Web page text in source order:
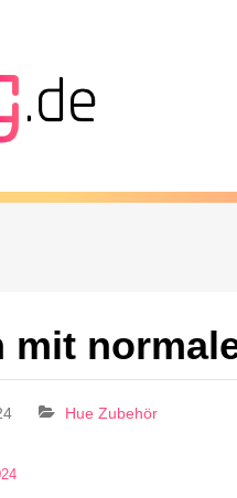
mit
Hue Zubehör